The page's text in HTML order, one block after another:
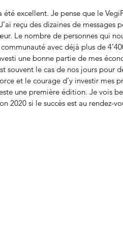
été excellent. Je pense que le
reçu des dizaines de messages
Le nombre de personnes qui
avec déjà plus de
une bonne partie de mes
souvent le cas de nos jours pour
et le courage d’y investir mes
une première édition. Je vois
2020 si le succès est au rendez-